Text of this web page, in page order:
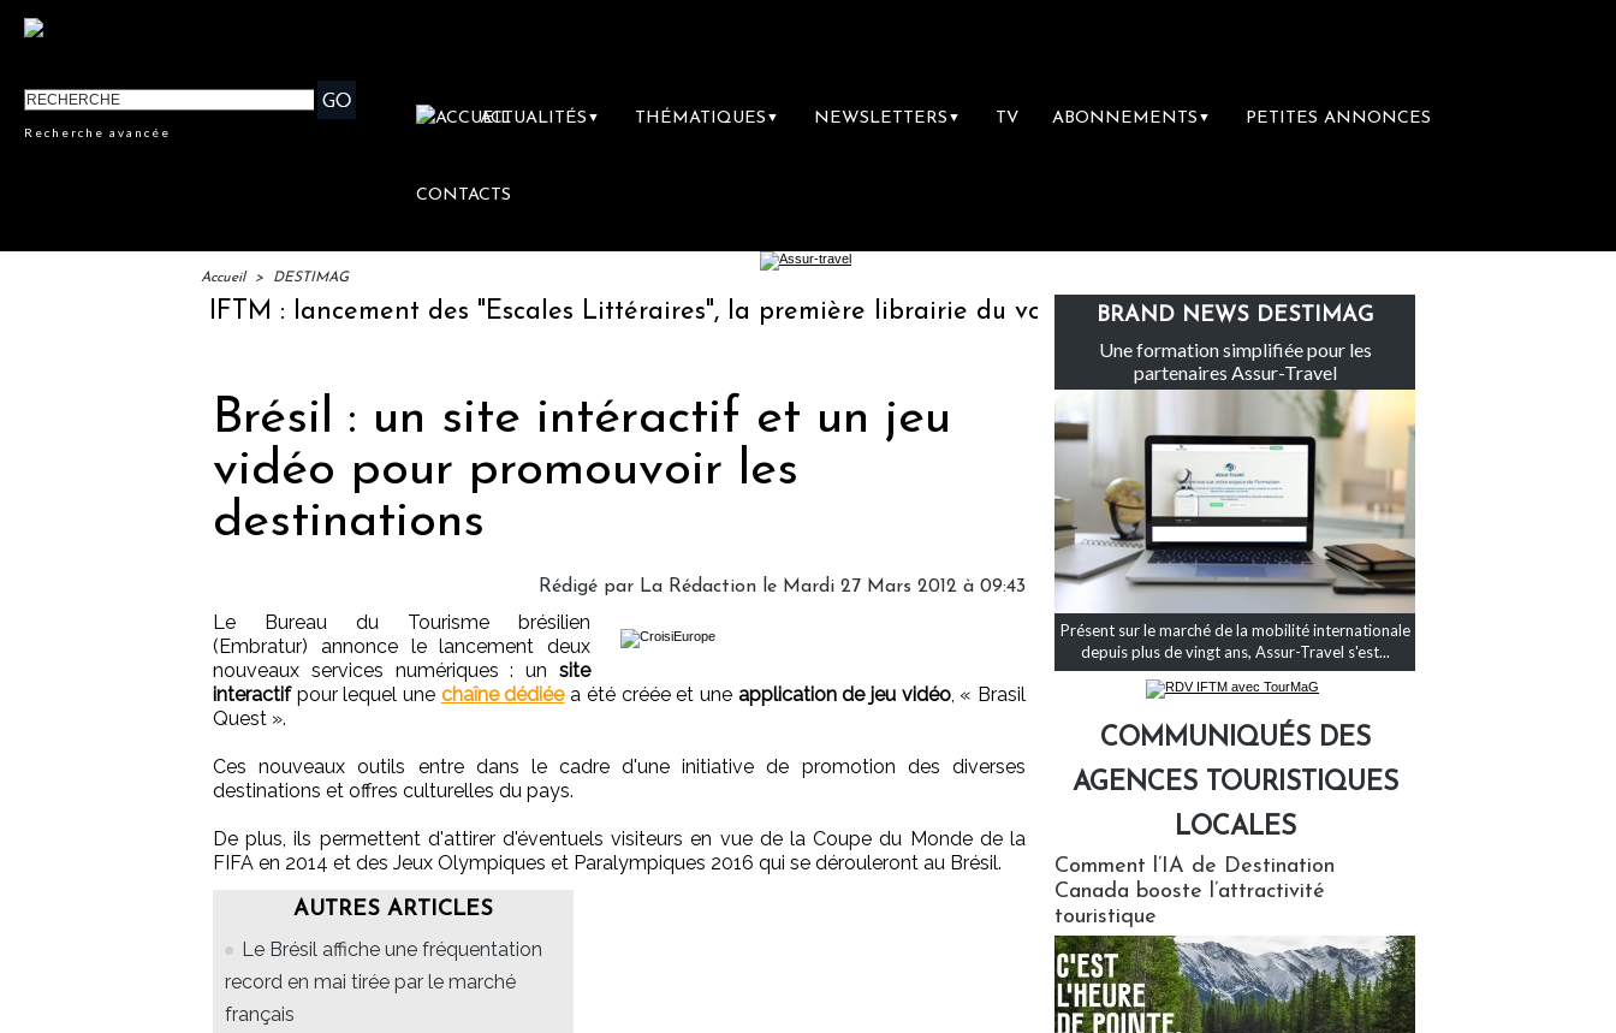
Recherche avancée
ACTUALITÉS ▼ THÉMATIQUES ▼ NEWSLETTERS ▼ TV ABONNEMENTS ▼ PETITES ANNONCES
CONTACTS
Accueil > DESTIMAG
IFTM : lancement des "Escales Littéraires", la première librairie du voyage Le groupe Sainte-Claire rachète Eden
Brésil : un site intéractif et un jeu
vidéo pour promouvoir les
destinations
Rédigé par La Rédaction le Mardi 27 Mars 2012 à 09:43
Le Bureau du Tourisme brésilien
(Embratur) annonce le lancement deux
nouveaux services numériques : un site
interactifpour lequel une chaîne dédiéea été créée et une application de jeu vidéo, « Brasil
Quest ».
Ces nouveaux outils entre dans le cadre d'une initiative de promotion des diverses
destinations et offres culturelles du pays.
De plus, ils permettent d'attirer d'éventuels visiteurs en vue de la Coupe du Monde de la
FIFA en 2014 et des Jeux Olympiques et Paralympiques 2016 qui se dérouleront au Brésil.
AUTRES ARTICLES
Le Brésil affiche une fréquentation
record en mai tirée par le marché
français
BRAND NEWS DESTIMAG
Une formation simplifiée pour les
partenaires Assur-Travel
Présent sur le marché de la mobilité internationale
depuis plus de vingt ans, Assur-Travel s'est...
COMMUNIQUÉS DES
AGENCES TOURISTIQUES
LOCALES
Comment l’IA de Destination
Canada booste l’attractivité
touristique